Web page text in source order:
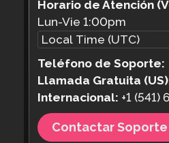
Horario de Atención
Lun-Vie 1:00pm
Teléfono de Soporte:
Llamada Gratuita
Internacional: +1 (541)
Contactar Soporte